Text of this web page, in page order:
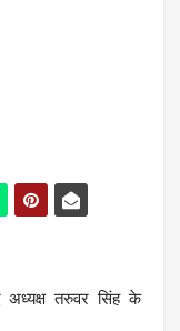
अध्यक्ष तरुवर सिंह के